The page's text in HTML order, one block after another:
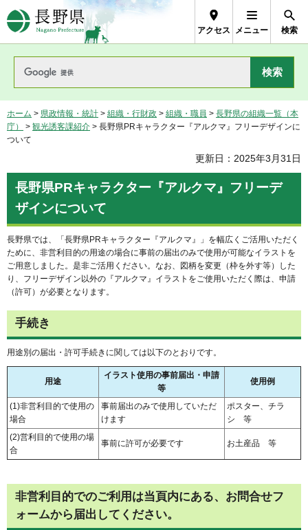
長野県Nagano Prefecture
アクセス メニュー 検索
ホーム > 県政情報・統計 > 組織・行財政 > 組織・職員 > 長野県の組織一覧（本
庁）
> 観光誘客課紹介 > 長野県PRキャラクター『アルクマ』フリーデザインに
ついて
更新日：2025年3月31日
長野県PRキャラクター『アルクマ』フリーデ
ザインについて
長野県では、「長野県PRキャラクター『アルクマ』」を幅広くご活用いただく
ために、非営利目的の用途の場合に事前の届出のみで使用が可能なイラストを
ご用意しました。是非ご活用ください。なお、図柄を変更（枠を外す等）した
り、フリーデザイン以外の『アルクマ』イラストをご使用いただく際は、申請
（許可）が必要となります。
手続き
用途別の届出・許可手続きに関しては以下のとおりです。
用途
イラスト使用の事前届出・申請
等
使用例
(1)非営利目的で使用の
場合
事前届出のみで使用していただ
けます
ポスター、チラ
シ 等
(2)営利目的で使用の場
合
事前に許可が必要です お土産品 等
非営利目的でのご利用は当頁内にある、お問合せフ
ォームから届出してください。